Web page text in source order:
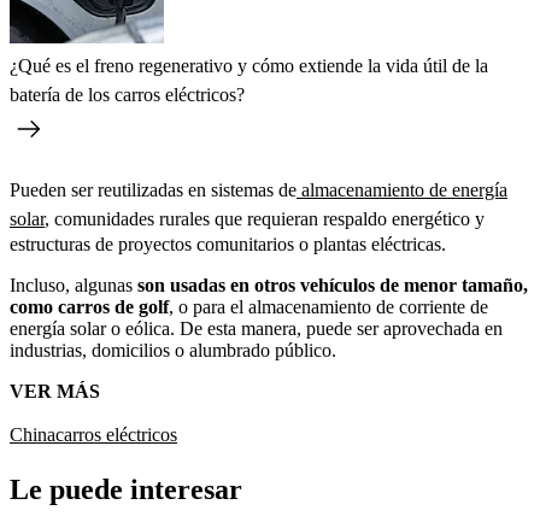
¿Qué es el freno regenerativo y cómo extiende la vida útil de la
batería de los carros eléctricos?
Pueden ser reutilizadas en sistemas de almacenamiento de energía
solar, comunidades rurales que requieran respaldo energético y
estructuras de proyectos comunitarios o plantas eléctricas.
Incluso, algunas son usadas en otros vehículos de menor tamaño,
como carros de golf, o para el almacenamiento de corriente de
energía solar o eólica. De esta manera, puede ser aprovechada en
industrias, domicilios o alumbrado público.
VER MÁS
Chinacarros eléctricos
Le puede interesar